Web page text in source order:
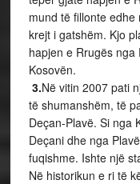
mund të fillonte edhe
krejt i gatshëm. Kjo
hapjen e Rrugës
Kosovën.
3.Në vitin 2007 pati
të shumanshëm, të
Deçan-Plavë. Si nga
Deçani dhe nga
fuqishme. Ishte një
Në historikun e ri të